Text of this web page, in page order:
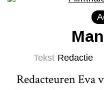
Tekst Redactie
Redacteuren Eva